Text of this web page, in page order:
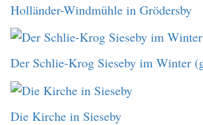
Holländer-Windmühle in Grödersby
Der Schlie-Krog Sieseby im Winter
Die Kirche in Sieseby